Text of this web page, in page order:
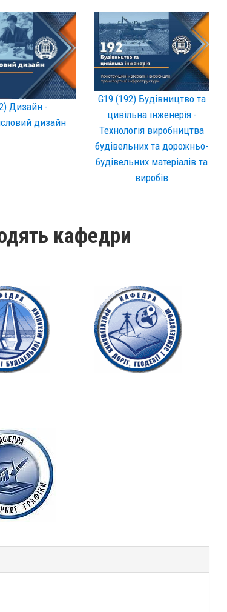
Дизайн -
дизайн
G19 (192) Будівництво та
цивільна інженерія -
Технологія виробництва
будівельних та дорожньо-
будівельних матеріалів та
виробів
кафедри